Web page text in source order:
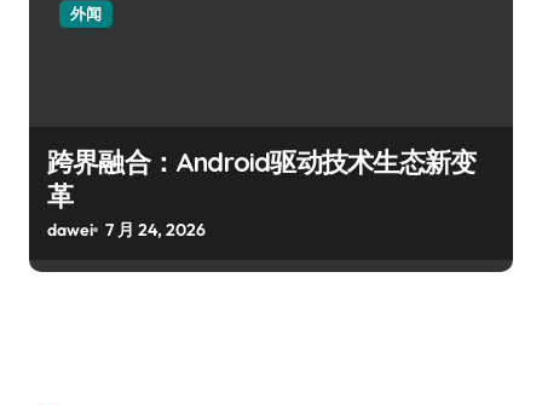
外闻
跨界融合：Android驱动技术生态新变
革
dawei 7 月 24, 2026